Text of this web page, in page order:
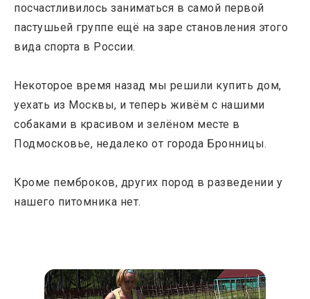
посчастливилось заниматься в самой первой
пастушьей группе ещё на заре становления этого
вида спорта в России.
Некоторое время назад мы решили купить дом,
уехать из Москвы, и теперь живём с нашими
собаками в красивом и зелёном месте в
Подмосковье, недалеко от города Бронницы.
Кроме пемброков, других пород в разведении у
нашего питомника нет.